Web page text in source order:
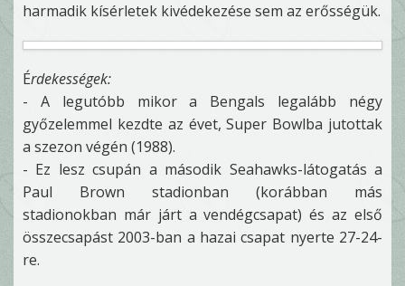
harmadik kísérletek kivédekezése sem az erősségük.
Érdekességek:
- A legutóbb mikor a Bengals legalább négy
győzelemmel kezdte az évet, Super Bowlba jutottak
a szezon végén (1988).
- Ez lesz csupán a második Seahawks-látogatás a
Paul Brown stadionban (korábban más
stadionokban már járt a vendégcsapat) és az első
összecsapást 2003-ban a hazai csapat nyerte 27-24-
re.